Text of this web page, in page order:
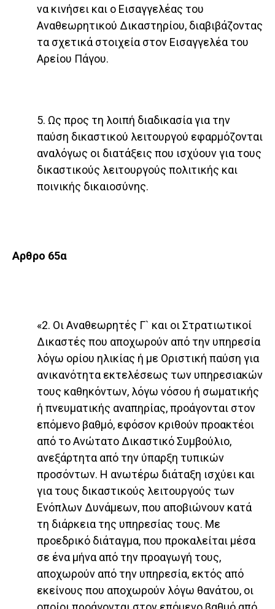
να κινήσει και ο Εισαγγελέας του
Αναθεωρητικού Δικαστηρίου, διαβιβάζοντας
τα σχετικά στοιχεία στον Εισαγγελέα του
Αρείου Πάγου.
5. Ως προς τη λοιπή διαδικασία για την
παύση δικαστικού λειτουργού εφαρμόζονται
αναλόγως οι διατάξεις που ισχύουν για τους
δικαστικούς λειτουργούς πολιτικής και
ποινικής δικαιοσύνης.
Αρθρο 65α
«2. Οι Αναθεωρητές Γ` και οι Στρατιωτικοί
Δικαστές που αποχωρούν από την υπηρεσία
λόγω ορίου ηλικίας ή με Οριστική παύση για
ανικανότητα εκτελέσεως των υπηρεσιακών
τους καθηκόντων, λόγω νόσου ή σωματικής
ή πνευματικής αναπηρίας, προάγονται στον
επόμενο βαθμό, εφόσον κριθούν προακτέοι
από το Ανώτατο Δικαστικό Συμβούλιο,
ανεξάρτητα από την ύπαρξη τυπικών
προσόντων. Η ανωτέρω διάταξη ισχύει και
για τους δικαστικούς λειτουργούς των
Ενόπλων Δυνάμεων, που αποβιώνουν κατά
τη διάρκεια της υπηρεσίας τους. Με
προεδρικό διάταγμα, που προκαλείται μέσα
σε ένα μήνα από την προαγωγή τους,
αποχωρούν από την υπηρεσία, εκτός από
εκείνους που αποχωρούν λόγω θανάτου, οι